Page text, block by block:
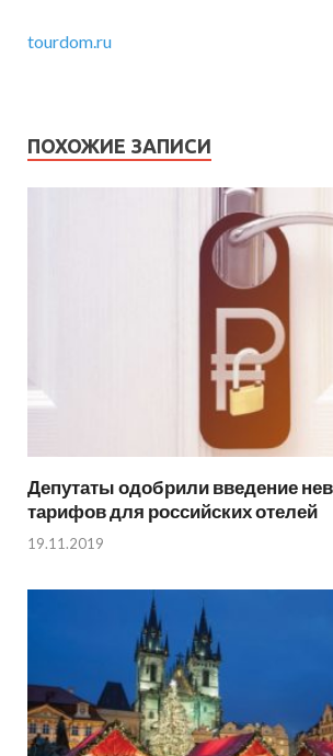
tourdom.ru
ПОХОЖИЕ ЗАПИСИ
Депутаты одобрили введение
тарифов для российских отелей
19.11.2019